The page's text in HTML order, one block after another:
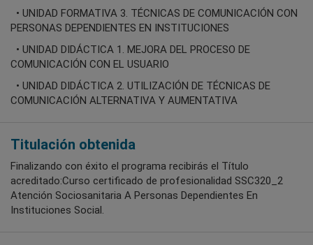
• UNIDAD FORMATIVA 3. TÉCNICAS DE COMUNICACIÓN CON
PERSONAS DEPENDIENTES EN INSTITUCIONES
• UNIDAD DIDÁCTICA 1. MEJORA DEL PROCESO DE
COMUNICACIÓN CON EL USUARIO
• UNIDAD DIDÁCTICA 2. UTILIZACIÓN DE TÉCNICAS DE
COMUNICACIÓN ALTERNATIVA Y AUMENTATIVA
Titulación obtenida
Finalizando con éxito el programa recibirás el Título
acreditado:Curso certificado de profesionalidad SSC320_2
Atención Sociosanitaria A Personas Dependientes En
Instituciones Social.